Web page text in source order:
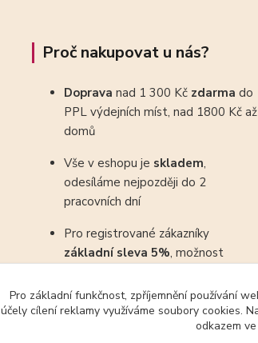
Proč nakupovat u nás?
Doprava nad 1 300 Kč zdarma do
PPL výdejních míst, nad 1800 Kč až
domů
Vše v eshopu je skladem,
odesíláme nejpozději do 2
pracovních dní
Pro registrované zákazníky
základní sleva 5%, možnost
Pro základní funkčnost, zpříjemnění používání
účely cílení reklamy využíváme soubory cookies.
odkazem